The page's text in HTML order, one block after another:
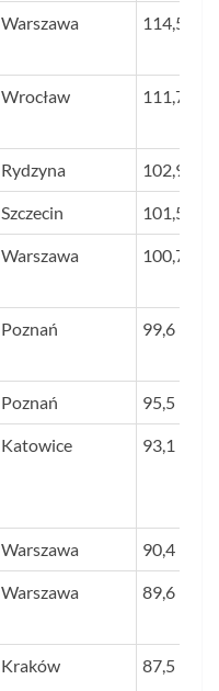
Warszawa 114,5
Wrocław 111,7
Rydzyna 102,9
Szczecin 101,5
Warszawa 100,7
Poznań 99,6
Poznań 95,5
Katowice 93,1
Warszawa 90,4
Warszawa 89,6
Kraków 87,5